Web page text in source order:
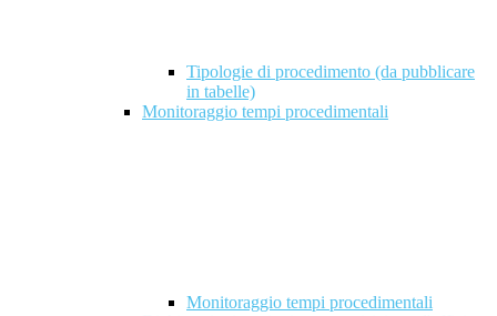
Tipologie di procedimento (da pubblicare
in tabelle)
Monitoraggio tempi procedimentali
Monitoraggio tempi procedimentali